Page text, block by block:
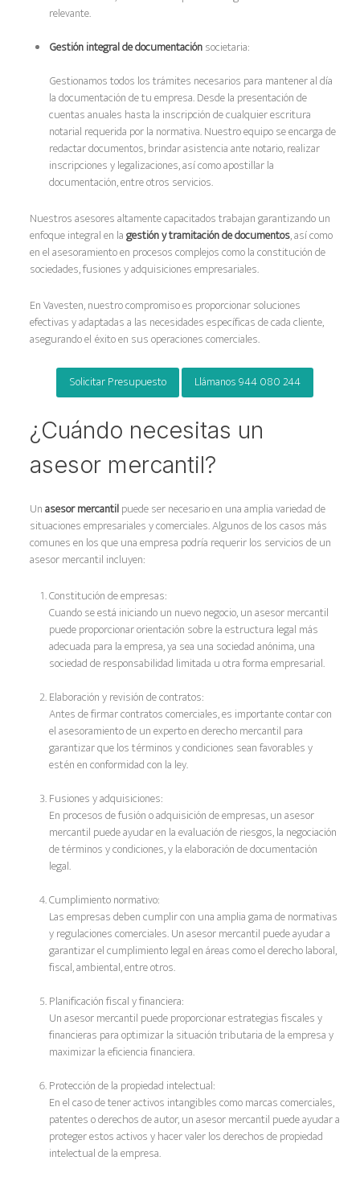
relevante.
Gestión integral de documentaciónsocietaria:
Gestionamos todos los trámites necesarios para mantener al día
la documentación de tu empresa. Desde la presentación de
cuentas anuales hasta la inscripción de cualquier escritura
notarial requerida por la normativa. Nuestro equipo se encarga de
redactar documentos, brindar asistencia ante notario, realizar
inscripciones y legalizaciones, así como apostillar la
documentación, entre otros servicios.
Nuestros asesores altamente capacitados trabajan garantizando un
enfoque integral en lagestión y tramitación de documentos, así como
en el asesoramiento en procesos complejos como la constitución de
sociedades, fusiones y adquisiciones empresariales.
En Vavesten, nuestro compromiso es proporcionar soluciones
efectivas y adaptadas a las necesidades específicas de cada cliente,
asegurando el éxito en sus operaciones comerciales.
Solicitar Presupuesto Llámanos 944 080 244
¿Cuándo necesitas un
asesor mercantil?
Unasesor mercantilpuede ser necesario en una amplia variedad de
situaciones empresariales y comerciales. Algunos de los casos más
comunes en los que una empresa podría requerir los servicios de un
asesor mercantil incluyen:
Constitución de empresas:
Cuando se está iniciando un nuevo negocio, un asesor mercantil
puede proporcionar orientación sobre la estructura legal más
adecuada para la empresa, ya sea una sociedad anónima, una
sociedad de responsabilidad limitada u otra forma empresarial.
Elaboración y revisión de contratos:
Antes de firmar contratos comerciales, es importante contar con
el asesoramiento de un experto en derecho mercantil para
garantizar que los términos y condiciones sean favorables y
estén en conformidad con la ley.
Fusiones y adquisiciones:
En procesos de fusión o adquisición de empresas, un asesor
mercantil puede ayudar en la evaluación de riesgos, la negociación
de términos y condiciones, y la elaboración de documentación
legal.
Cumplimiento normativo:
Las empresas deben cumplir con una amplia gama de normativas
y regulaciones comerciales. Un asesor mercantil puede ayudar a
garantizar el cumplimiento legal en áreas como el derecho laboral,
fiscal, ambiental, entre otros.
Planificación fiscal y financiera:
Un asesor mercantil puede proporcionar estrategias fiscales y
financieras para optimizar la situación tributaria de la empresa y
maximizar la eficiencia financiera.
Protección de la propiedad intelectual:
En el caso de tener activos intangibles como marcas comerciales,
patentes o derechos de autor, un asesor mercantil puede ayudar a
proteger estos activos y hacer valer los derechos de propiedad
intelectual de la empresa.